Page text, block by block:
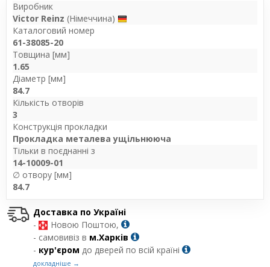
Виробник
Victor Reinz (Німеччина)
Каталоговий номер
61-38085-20
Товщина [мм]
1.65
Діаметр [мм]
84.7
Кількість отворів
3
Конструкція прокладки
Прокладка металева ущільнююча
Тільки в поєднанні з
14-10009-01
∅ отвору [мм]
84.7
Доставка по Україні
-
Новою Поштою,
- самовивіз в м.Харків
- кур'єром до дверей по всій країні
докладніше →